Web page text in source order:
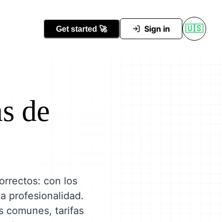
Get started 🚀 Sign in 🇺🇸
Conocer Tutti
de
con los
profesionalidad.
comunes, tarifas